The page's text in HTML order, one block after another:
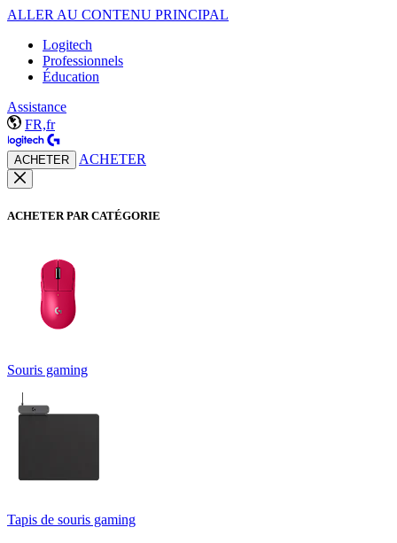
ALLER AU CONTENU PRINCIPAL
Logitech
Professionnels
Éducation
Assistance
FR,fr
ACHETER ACHETER
ACHETER PAR CATÉGORIE
Souris gaming
Tapis de souris gaming